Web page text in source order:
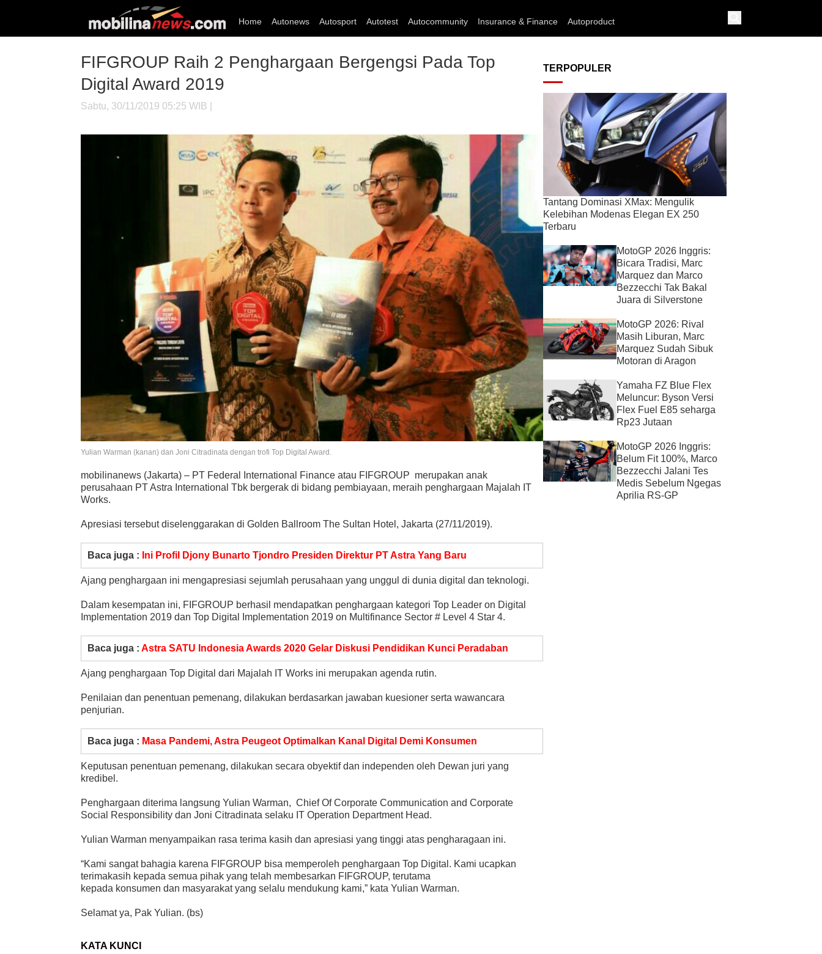
Home Autonews Autosport Autotest Autocommunity Insurance & Finance Autoproduct
FIFGROUP Raih 2 Penghargaan Bergengsi Pada Top
Digital Award 2019
Sabtu, 30/11/2019 05:25 WIB |
Yulian Warman (kanan) dan Joni Citradinata dengan trofi Top Digital Award.
mobilinanews (Jakarta) – PT Federal International Finance atau FIFGROUP merupakan anak
perusahaan PT Astra International Tbk bergerak di bidang pembiayaan, meraih penghargaan Majalah IT
Works.
Apresiasi tersebut diselenggarakan di Golden Ballroom The Sultan Hotel, Jakarta (27/11/2019).
Baca juga : Ini Profil Djony Bunarto Tjondro Presiden Direktur PT Astra Yang Baru
Ajang penghargaan ini mengapresiasi sejumlah perusahaan yang unggul di dunia digital dan teknologi.
Dalam kesempatan ini, FIFGROUP berhasil mendapatkan penghargaan kategori Top Leader on Digital
Implementation 2019 dan Top Digital Implementation 2019 on Multifinance Sector # Level 4 Star 4.
Baca juga : Astra SATU Indonesia Awards 2020 Gelar Diskusi Pendidikan Kunci Peradaban
Ajang penghargaan Top Digital dari Majalah IT Works ini merupakan agenda rutin.
Penilaian dan penentuan pemenang, dilakukan berdasarkan jawaban kuesioner serta wawancara
penjurian.
Baca juga : Masa Pandemi, Astra Peugeot Optimalkan Kanal Digital Demi Konsumen
Keputusan penentuan pemenang, dilakukan secara obyektif dan independen oleh Dewan juri yang
kredibel.
Penghargaan diterima langsung Yulian Warman, Chief Of Corporate Communication and Corporate
Social Responsibility dan Joni Citradinata selaku IT Operation Department Head.
Yulian Warman menyampaikan rasa terima kasih dan apresiasi yang tinggi atas pengharagaan ini.
“Kami sangat bahagia karena FIFGROUP bisa memperoleh penghargaan Top Digital. Kami ucapkan
terimakasih kepada semua pihak yang telah membesarkan FIFGROUP, terutama
kepada konsumen dan masyarakat yang selalu mendukung kami,” kata Yulian Warman.
Selamat ya, Pak Yulian. (bs)
KATA KUNCI
TERPOPULER
Tantang Dominasi XMax: Mengulik
Kelebihan Modenas Elegan EX 250
Terbaru
MotoGP 2026 Inggris:
Bicara Tradisi, Marc
Marquez dan Marco
Bezzecchi Tak Bakal
Juara di Silverstone
MotoGP 2026: Rival
Masih Liburan, Marc
Marquez Sudah Sibuk
Motoran di Aragon
Yamaha FZ Blue Flex
Meluncur: Byson Versi
Flex Fuel E85 seharga
Rp23 Jutaan
MotoGP 2026 Inggris:
Belum Fit 100%, Marco
Bezzecchi Jalani Tes
Medis Sebelum Ngegas
Aprilia RS-GP